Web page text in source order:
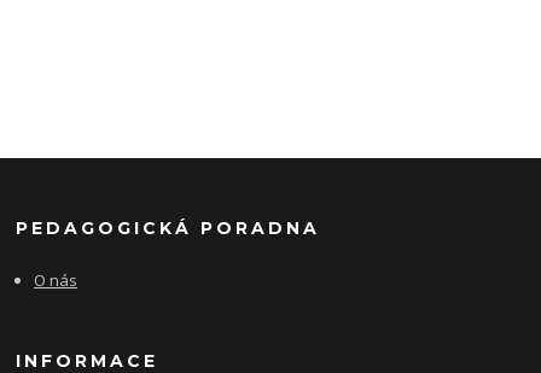
PEDAGOGICKÁ PORADNA
O nás
INFORMACE